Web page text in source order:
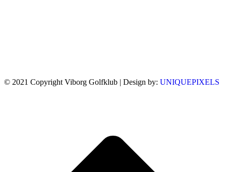
© 2021 Copyright Viborg Golfklub | Design by: UNIQUEPIXELS